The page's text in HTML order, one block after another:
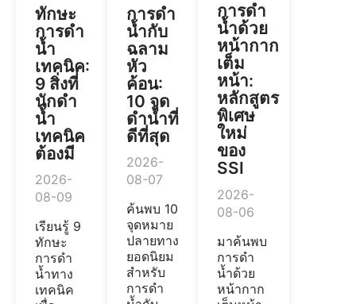
ทักษะ
การดำ
น้ำ
เทคนิค:
9 สิ่งที่
นักดำ
น้ำ
เทคนิค
ต้องมี
2026-
08-09
เรียนรู้ 9
ทักษะ
การดำ
น้ำทาง
เทคนิค
การดำ
น้ำกับ
ฉลาม
หัว
ค้อน:
10 จุด
ดำน้ำที่
ดีที่สุด
2026-
08-07
ค้นพบ 10
จุดหมาย
ปลายทาง
ยอดนิยม
สำหรับ
การดำ
การดำ
น้ำด้วย
หน้ากาก
เต็ม
หน้า:
หลักสูตร
พิเศษ
ใหม่
ของ
SSI
2026-
08-06
มาค้นพบ
การดำ
น้ำด้วย
หน้ากาก